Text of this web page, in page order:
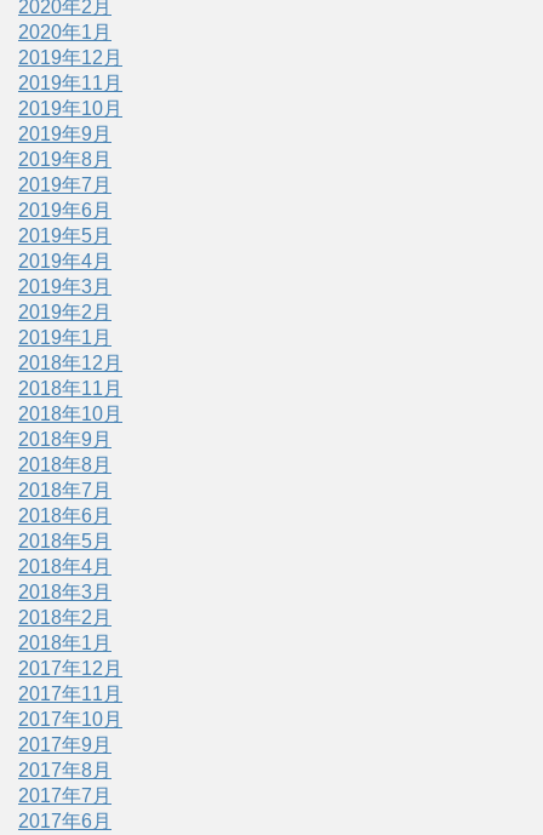
2020年2月
2020年1月
2019年12月
2019年11月
2019年10月
2019年9月
2019年8月
2019年7月
2019年6月
2019年5月
2019年4月
2019年3月
2019年2月
2019年1月
2018年12月
2018年11月
2018年10月
2018年9月
2018年8月
2018年7月
2018年6月
2018年5月
2018年4月
2018年3月
2018年2月
2018年1月
2017年12月
2017年11月
2017年10月
2017年9月
2017年8月
2017年7月
2017年6月